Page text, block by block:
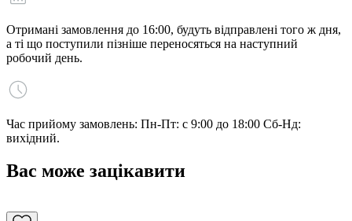
Отримані замовлення до 16:00, будуть відправлені того ж дня,
а ті що поступили пізніше переносяться на наступний
робочий день.
Час прийому замовлень: Пн-Пт: с 9:00 до 18:00 Сб-Нд:
вихідний.
Вас може зацікавити